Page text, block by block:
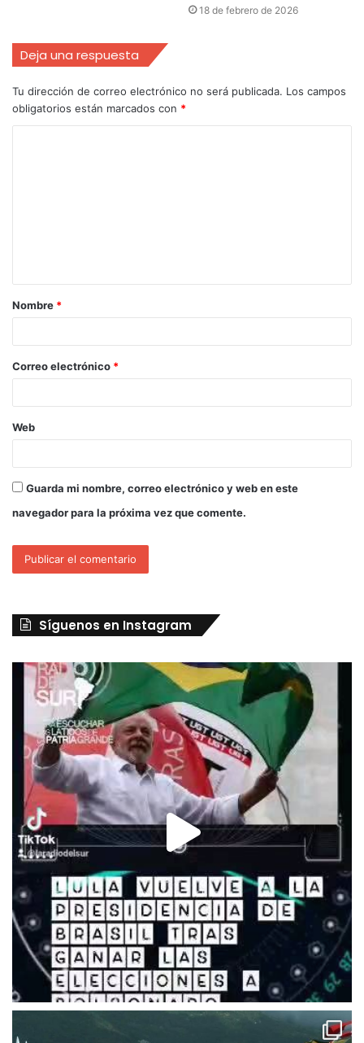
18 de febrero de 2026
Deja una respuesta
Tu dirección de correo electrónico no será publicada. Los campos
obligatorios están marcados con *
Nombre *
Correo electrónico *
Web
Guarda mi nombre, correo electrónico y web en este
navegador para la próxima vez que comente.
Síguenos en Instagram